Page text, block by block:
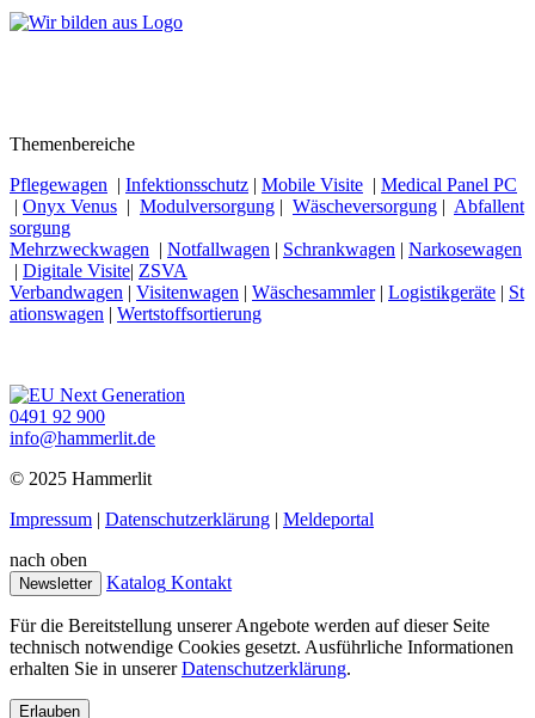
Themenbereiche
Pflegewagen | Infektionsschutz | Mobile Visite | Medical Panel PC
| Onyx Venus | Modulversorgung | Wäscheversorgung | Abfallent
sorgung
Mehrzweckwagen | Notfallwagen | Schrankwagen | Narkosewagen
| Digitale Visite| ZSVA
Verbandwagen | Visitenwagen | Wäschesammler| Logistikgeräte | St
ationswagen | Wertstoffsortierung
0491 92 900
info@hammerlit.de
© 2025 Hammerlit
Impressum | Datenschutzerklärung | Meldeportal
nach oben
Newsletter Katalog Kontakt
Für die Bereitstellung unserer Angebote werden auf dieser Seite
technisch notwendige Cookies gesetzt. Ausführliche Informationen
erhalten Sie in unsererDatenschutzerklärung.
Erlauben